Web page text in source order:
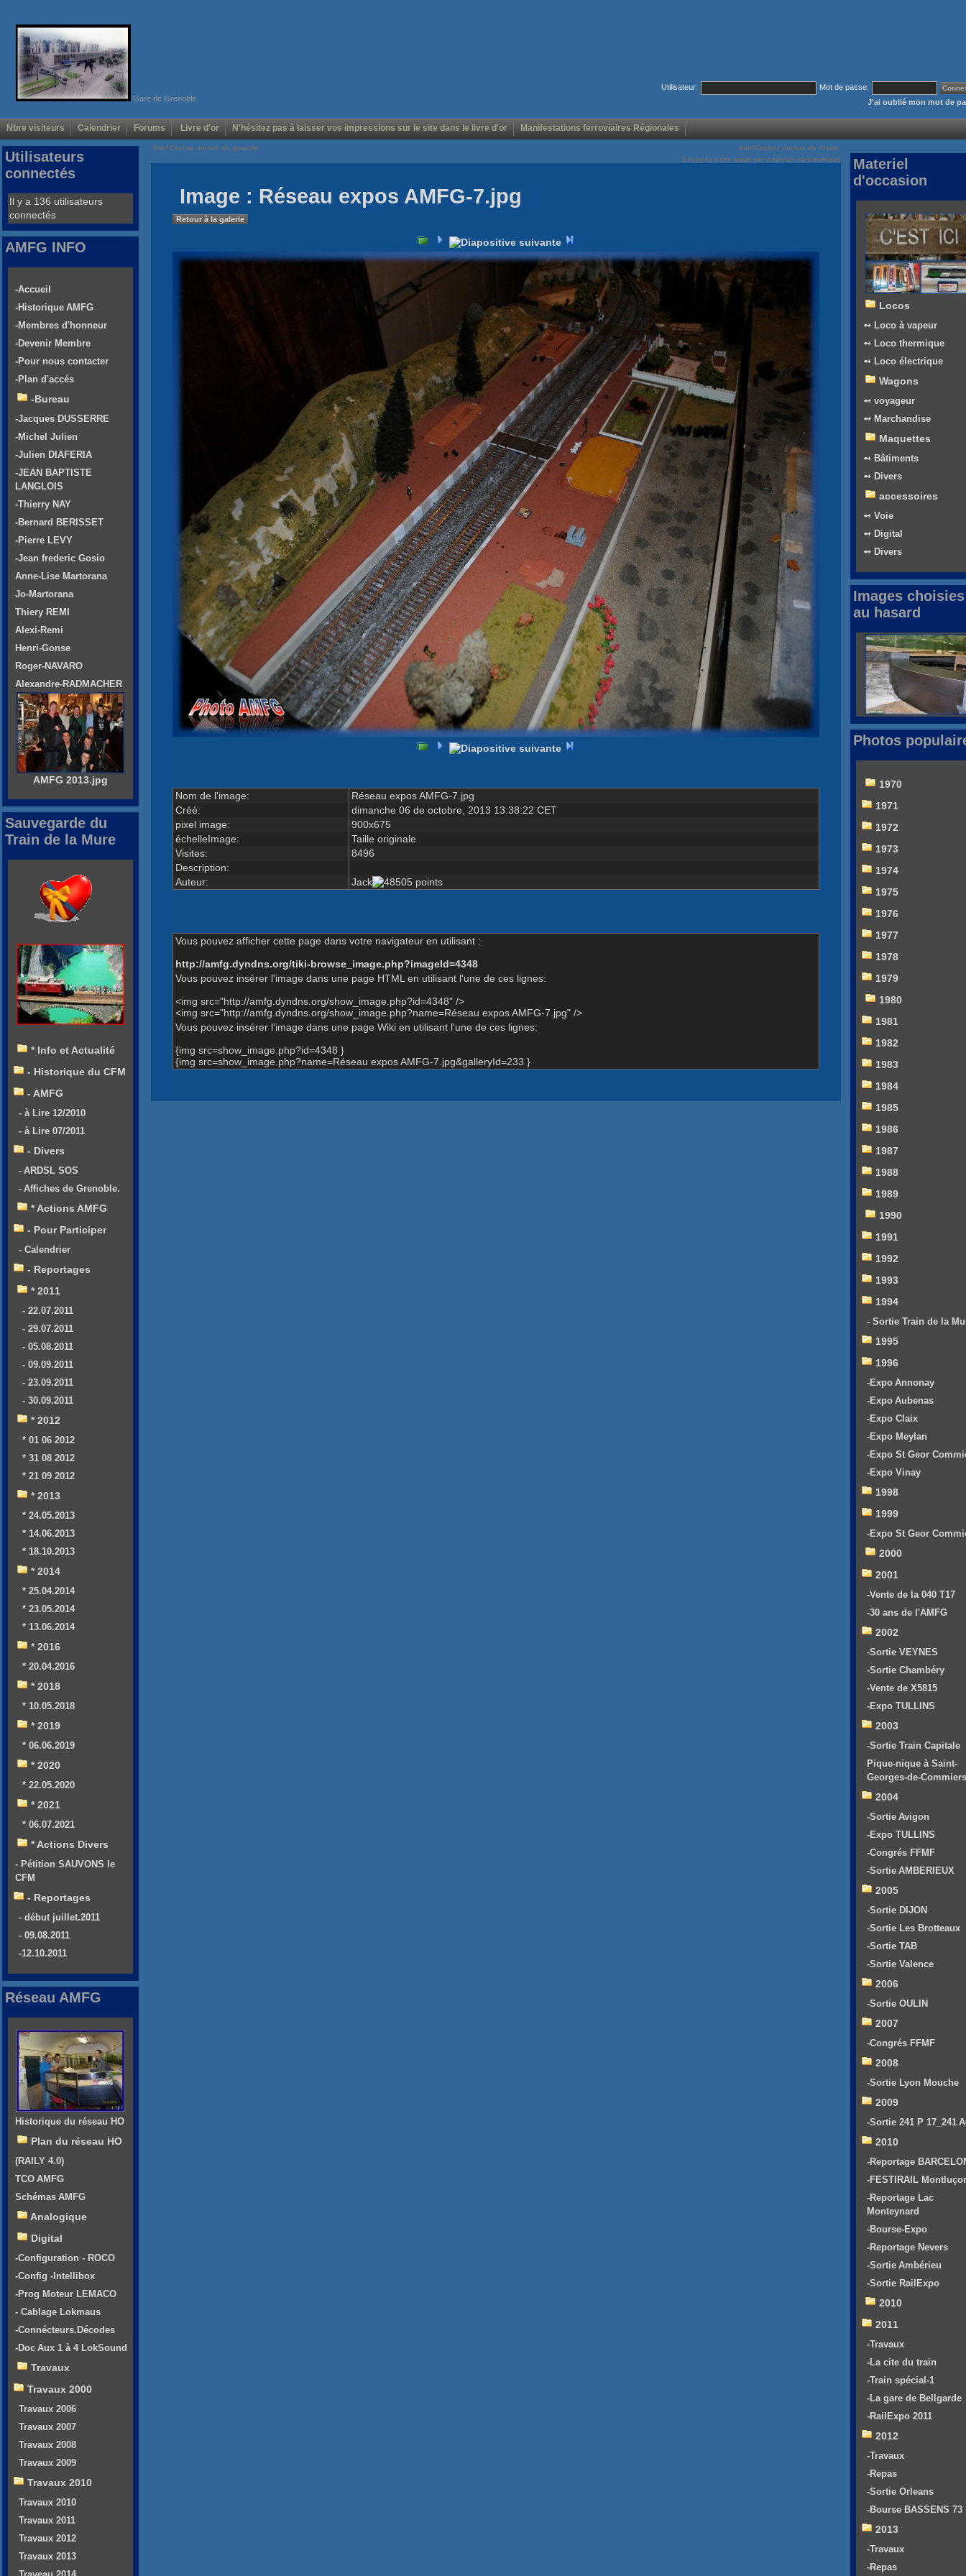
Gare de Grenoble
Utilisateur:
Mot de passe:
J'ai oublié mon mot de
Nbre visiteurs Calendrier Forums Livre d'or N'hésitez pas à laisser vos impressions sur le site dans le livre d'or Manifestations ferroviaires Régionales
Voir/Cacher menus de gauche
Voir/Cacher menus de droite
Envoyez cette page par courrier électronique
Image : Réseau expos AMFG-7.jpg
Retour à la galerie
Nom de l'image:
Réseau expos AMFG-7.jpg
Créé:
dimanche 06 de octobre, 2013 13:38:22 CET
pixel image:
900x675
échelleImage:
Taille originale
Visites:
8496
Description:
Auteur:
Jack
Vous pouvez afficher cette page dans votre navigateur en utilisant :
http://amfg.dyndns.org/tiki-browse_image.php?imageId=4348
Vous pouvez insérer l'image dans une page HTML en utilisant l'une de ces lignes:
<img src="http://amfg.dyndns.org/show_image.php?id=4348" />
<img src="http://amfg.dyndns.org/show_image.php?name=Réseau expos AMFG-7.jpg" />
Vous pouvez insérer l'image dans une page Wiki en utilisant l'une de ces lignes:
{img src=show_image.php?id=4348 }
{img src=show_image.php?name=Réseau expos AMFG-7.jpg&galleryId=233 }
Utilisateurs
connectés
Il y a 136 utilisateurs
connectés
AMFG INFO
-Accueil
-Historique AMFG
-Membres d'honneur
-Devenir Membre
-Pour nous contacter
-Plan d'accés
-Bureau
-Jacques DUSSERRE
-Michel Julien
-Julien DIAFERIA
-JEAN BAPTISTE
LANGLOIS
-Thierry NAY
-Bernard BERISSET
-Pierre LEVY
-Jean frederic Gosio
Anne-Lise Martorana
Jo-Martorana
Thiery REMI
Alexi-Remi
Henri-Gonse
Roger-NAVARO
Alexandre-RADMACHER
AMFG 2013.jpg
Sauvegarde du
Train de la Mure
* Info et Actualité
- Historique du CFM
- AMFG
- à Lire 12/2010
- à Lire 07/2011
- Divers
- ARDSL SOS
- Affiches de Grenoble.
* Actions AMFG
- Pour Participer
- Calendrier
- Reportages
* 2011
- 22.07.2011
- 29.07.2011
- 05.08.2011
- 09.09.2011
- 23.09.2011
- 30.09.2011
* 2012
* 01 06 2012
* 31 08 2012
* 21 09 2012
* 2013
* 24.05.2013
* 14.06.2013
* 18.10.2013
* 2014
* 25.04.2014
* 23.05.2014
* 13.06.2014
* 2016
* 20.04.2016
* 2018
* 10.05.2018
* 2019
* 06.06.2019
* 2020
* 22.05.2020
* 2021
* 06.07.2021
* Actions Divers
- Pétition SAUVONS le
CFM
- Reportages
- début juillet.2011
- 09.08.2011
-12.10.2011
Réseau AMFG
Historique du réseau HO
Plan du réseau HO
(RAILY 4.0)
TCO AMFG
Schémas AMFG
Analogique
Digital
-Configuration - ROCO
-Config -Intellibox
-Prog Moteur LEMACO
- Cablage Lokmaus
-Connécteurs.Décodes
-Doc Aux 1 à 4 LokSound
Travaux
Travaux 2000
Travaux 2006
Travaux 2007
Travaux 2008
Travaux 2009
Travaux 2010
Travaux 2010
Travaux 2011
Travaux 2012
Travaux 2013
Materiel
d'occasion
Locos
➻ Loco à vapeur
➻ Loco thermique
➻ Loco électrique
Wagons
➻ voyageur
➻ Marchandise
Maquettes
➻ Bâtiments
➻ Divers
accessoires
➻ Voie
➻ Digital
➻ Divers
Images choisies
au hasard
Photos
1970
1971
1972
1973
1974
1975
1976
1977
1978
1979
1980
1981
1982
1983
1984
1985
1986
1987
1988
1989
1990
1991
1992
1993
1994
- Sortie Train de la
1995
1996
-Expo Annonay
-Expo Aubenas
-Expo Claix
-Expo Meylan
-Expo St Geor
-Expo Vinay
1998
1999
-Expo St Geor
2000
2001
-Vente de la 040 T17
-30 ans de l'AMFG
2002
-Sortie VEYNES
-Sortie Chambéry
-Vente de X5815
-Expo TULLINS
2003
-Sortie Train Capitale
Pique-nique à Saint-
Georges-de-Commiers
2004
-Sortie Avigon
-Expo TULLINS
-Congrés FFMF
-Sortie AMBERIEUX
2005
-Sortie DIJON
-Sortie Les Brotteaux
-Sortie TAB
-Sortie Valence
2006
-Sortie OULIN
2007
-Congrés FFMF
2008
-Sortie Lyon Mouche
2009
-Sortie 241 P 17_241
2010
-Reportage
-FESTIRAIL
-Reportage Lac
Monteynard
-Bourse-Expo
-Reportage Nevers
-Sortie Ambérieu
-Sortie RailExpo
2010
2011
-Travaux
-La cite du train
-Train spécial-1
-La gare de Bellgarde
-RailExpo 2011
2012
-Travaux
-Repas
-Sortie Orleans
-Bourse BASSENS 73
2013
-Travaux
-Repas